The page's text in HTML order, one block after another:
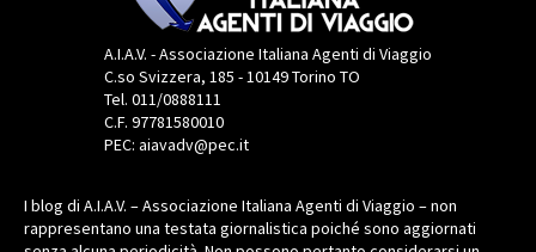
A.I.A.V. - Associazione Italiana Agenti di Viaggio
C.so Svizzera, 185 - 10149 Torino TO
Tel. 011/0888111
C.F. 97781580010
PEC: aiavadv@pec.it
I blog di A.I.A.V. – Associazione Italiana Agenti di Viaggio – non
rappresentano una testata giornalistica poiché sono aggiornati